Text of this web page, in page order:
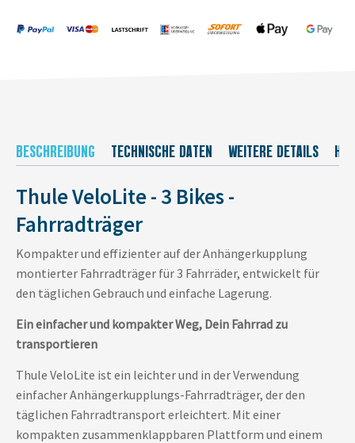
BESCHREIBUNG TECHNISCHE DATEN WEITERE DETAILS
Thule VeloLite - 3 Bikes -
Fahrradträger
Kompakter und effizienter auf der Anhängerkupplung
montierter Fahrradträger für 3 Fahrräder, entwickelt für
den täglichen Gebrauch und einfache Lagerung.
Ein einfacher und kompakter Weg, Dein Fahrrad zu
transportieren
Thule VeloLite ist ein leichter und in der Verwendung
einfacher Anhängerkupplungs-Fahrradträger, der den
täglichen Fahrradtransport erleichtert. Mit einer
kompakten zusammenklappbaren Plattform und einem